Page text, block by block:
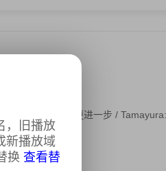
往直前 / 玉响：更进一步 /
，旧播放
新播放域
换 查看替